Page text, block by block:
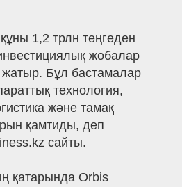
1,2 трлн теңгеден
жобалар
Бұл бастамалар
технология,
және тамақ
қамтиды, деп
сайты.
қатарында Orbis